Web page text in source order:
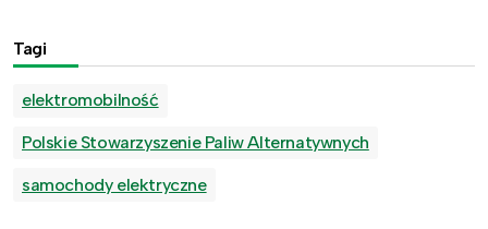
Tagi
elektromobilność
Polskie Stowarzyszenie Paliw Alternatywnych
samochody elektryczne